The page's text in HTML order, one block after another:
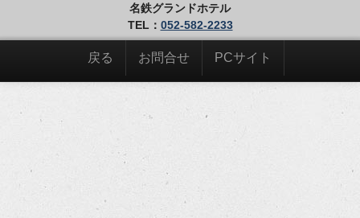
名鉄グランドホテル
TEL： 052-582-2233
戻る お問合せ PCサイト